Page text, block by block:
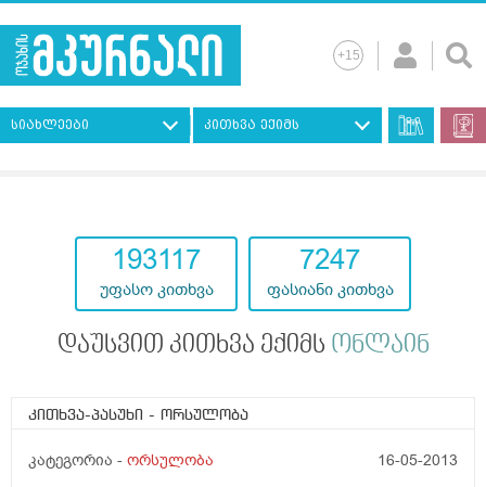
სიახლეები კითხვა ექიმს
193117
უფასო კითხვა
7247
ფასიანი კითხვა
დაუსვით კითხვა ექიმს ონლაინ
კითხვა-პასუხი - ორსულობა
კატეგორია - ორსულობა 16-05-2013